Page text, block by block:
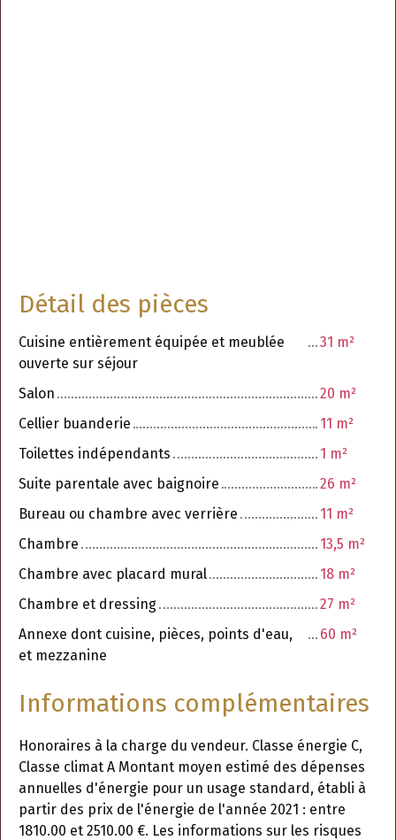
Détail des pièces
Cuisine entièrement équipée et meublée
ouverte sur séjour
31 m²
Salon
20 m²
Cellier buanderie
11 m²
Toilettes indépendants
1 m²
Suite parentale avec baignoire
26 m²
Bureau ou chambre avec verrière
11 m²
Chambre
13,5 m²
Chambre avec placard mural
18 m²
Chambre et dressing
27 m²
Annexe dont cuisine, pièces, points d'eau,
et mezzanine
60 m²
Informations complémentaires
Honoraires à la charge du vendeur. Classe énergie C,
Classe climat A Montant moyen estimé des dépenses
annuelles d'énergie pour un usage standard, établi à
partir des prix de l'énergie de l'année 2021 : entre
1810.00 et 2510.00 €. Les informations sur les risques